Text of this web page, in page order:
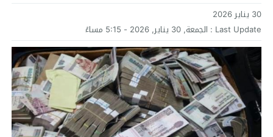
30 يناير 2026
Last Update : الجمعة, 30 يناير, 2026 - 5:15 مساءً